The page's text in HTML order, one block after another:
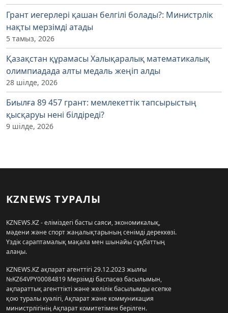
Грант иегерлері қашан белгілі болады?: Министрлік
нақты мерзімді атады
5 тамыз, 2026
Қазақстан құрамасы Халықаралық математикалық
олимпиадада алты медаль жеңіп алды
28 шілде, 2026
Биылға 89 457 грант: мемлекеттік тапсырыстың
қысқаруы нені білдіреді?
9 шілде, 2026
KZNEWS ТУРАЛЫ
KZNEWS.KZ - еліміздегі басты саяси, экономикалық,
мәдени және спорт жаңалықтарының сенімді дереккөзі.
Үздік сараптамалық мақала мен шынайы сұқбаттың
алаңы.
KZNEWS.KZ ақпарат агенттігі 29.12.2023 жылғы
№KZ64VPY00084819 Мерзімді баспасөз басылымын,
ақпараттық агенттікті және желілік басылымды есепке
қою туралы куәлігі, Ақпарат және коммуникация
министрлігінің Ақпарат комитетімен берілген.